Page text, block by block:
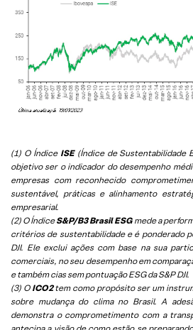
(1) O Índice ISE(Índice de Sustentabilidade
objetivo ser o indicador do desempenho
empresas com reconhecido
sustentável, práticas e alinhamento
empresarial.
(2) O ÍndiceS&P/B3 Brasil ESGmede a
critérios de sustentabilidade e é ponderado
DJI. Ele exclui ações com base na sua
comerciais, no seu desempenho em
e também cias sem pontuação ESG da S&P DJI.
(3) O ICO2tem como propósito ser um
sobre mudança do clima no Brasil. A
demonstra o comprometimento com a